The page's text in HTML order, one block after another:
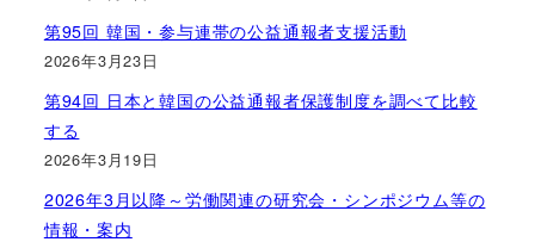
第95回 韓国・参与連帯の公益通報者支援活動
2026年3月23日
第94回 日本と韓国の公益通報者保護制度を調べて比較
する
2026年3月19日
2026年3月以降～労働関連の研究会・シンポジウム等の
情報・案内